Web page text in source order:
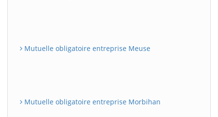
Mutuelle obligatoire entreprise Meuse
Mutuelle obligatoire entreprise Morbihan